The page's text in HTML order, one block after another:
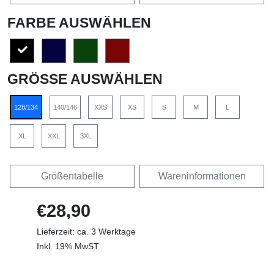
FARBE AUSWÄHLEN
GRÖSSE AUSWÄHLEN
128/134 140/146 XXS XS S M L
XL XXL 3XL
Größentabelle Wareninformationen
€28,90
Lieferzeit: ca. 3 Werktage
Inkl. 19% MwST